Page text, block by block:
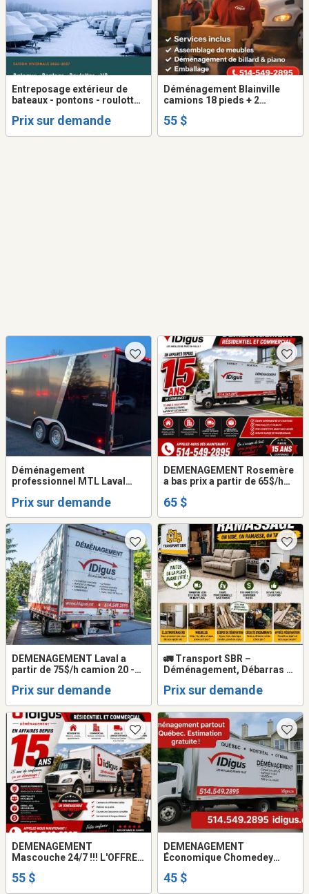
Entreposage extérieur de
bateaux - pontons - roulotte
Prix sur demande
Déménagement Blainville
camions 18 pieds + 2
diesel inclus dans prix ... )
55 $
Déménagement
professionnel MTL Laval
Laurentides — Camion fermé
20 pieds
Prix sur demande
DEMENAGEMENT Rosemère
a bas prix a partir de 65$/h
demenageurs. 514-549-2895
65 $
DEMENAGEMENT Laval a
partir de 75$/h camion 20 -
demenageurs.514-993-2895
Prix sur demande
🚛 Transport SBR –
Déménagement, Débarras &
Montréal/Laval
Prix sur demande
DEMENAGEMENT
Mascouche 24/7 !!! L'OFFRE
heure
55 $
DEMENAGEMENT
Économique Chomedey
déménageurs. 514-993-2895
45 $